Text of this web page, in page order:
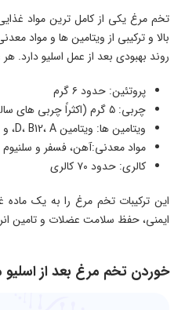
تخم مرغ یکی از کامل ترین مواد
بالا و ترکیبی از ویتامین ها و مواد
روند بهبودی بعد از عمل اسلیو دارد.
پروتئین: حدود ۶ گرم
چربی: ۵ گرم (اکثراً چربی های سالم)
ویتامین ها: ویتامین D، B12، A، و ریبوفلاوین
مواد معدنی:آهن، فسفر و سلنیوم
کالری: حدود ۷۰ کالری
این ترکیبات تخم مرغ را به یک
ایمنی، حفظ سلامت عضلات و تامین
خوردن تخم مرغ بعد از اسلیو